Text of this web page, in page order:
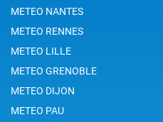
METEO NANTES
METEO RENNES
METEO LILLE
METEO GRENOBLE
METEO DIJON
METEO PAU